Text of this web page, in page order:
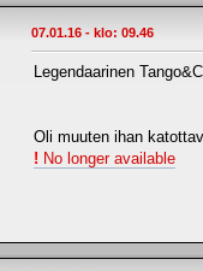
07.01.16 - klo: 09.46
Legendaarinen
Oli muuten ihan
! No longer available